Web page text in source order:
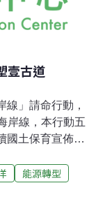
壹古道
」請命行動，
岸線，本行動五
國土保育宣佈保
案環評通過，
人留下一段僅存
能源轉型